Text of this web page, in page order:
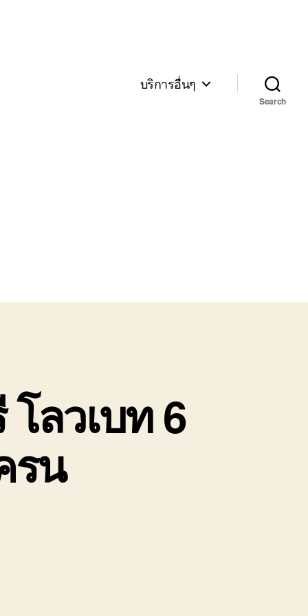
บริการอื่นๆ
Search
ลวเบท 6
รน